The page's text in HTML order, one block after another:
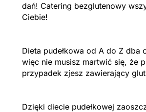
dań! Catering bezglutenowy
Ciebie!
Dieta pudełkowa od A do Z dba
więc nie musisz martwić się, że
przypadek zjesz zawierający
Dzięki diecie pudełkowej